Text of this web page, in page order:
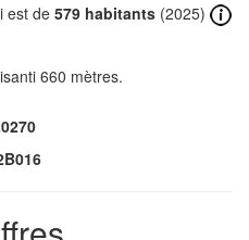
est de 579 habitants (2025)
660 mètres.